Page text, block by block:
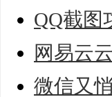
QQ截图
网易云
微信又